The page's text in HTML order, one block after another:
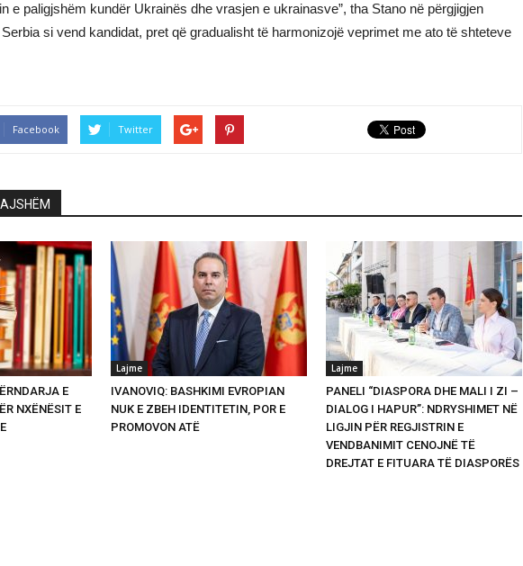
e paligjshëm kundër Ukrainës dhe vrasjen e ukrainasve”, tha Stano në përgjigjen
si vend kandidat, pret që gradualisht të harmonizojë veprimet me ato të shteteve
Facebook Twitter
E
NXËNËSIT E
Lajme
IVANOVIQ: BASHKIMI EVROPIAN
NUK E ZBEH IDENTITETIN, POR E
PROMOVON ATË
Lajme
PANELI “DIASPORA DHE MALI I ZI –
DIALOG I HAPUR”: NDRYSHIMET NË
LIGJIN PËR REGJISTRIN E
VENDBANIMIT CENOJNË TË
DREJTAT E FITUARA TË DIASPORËS